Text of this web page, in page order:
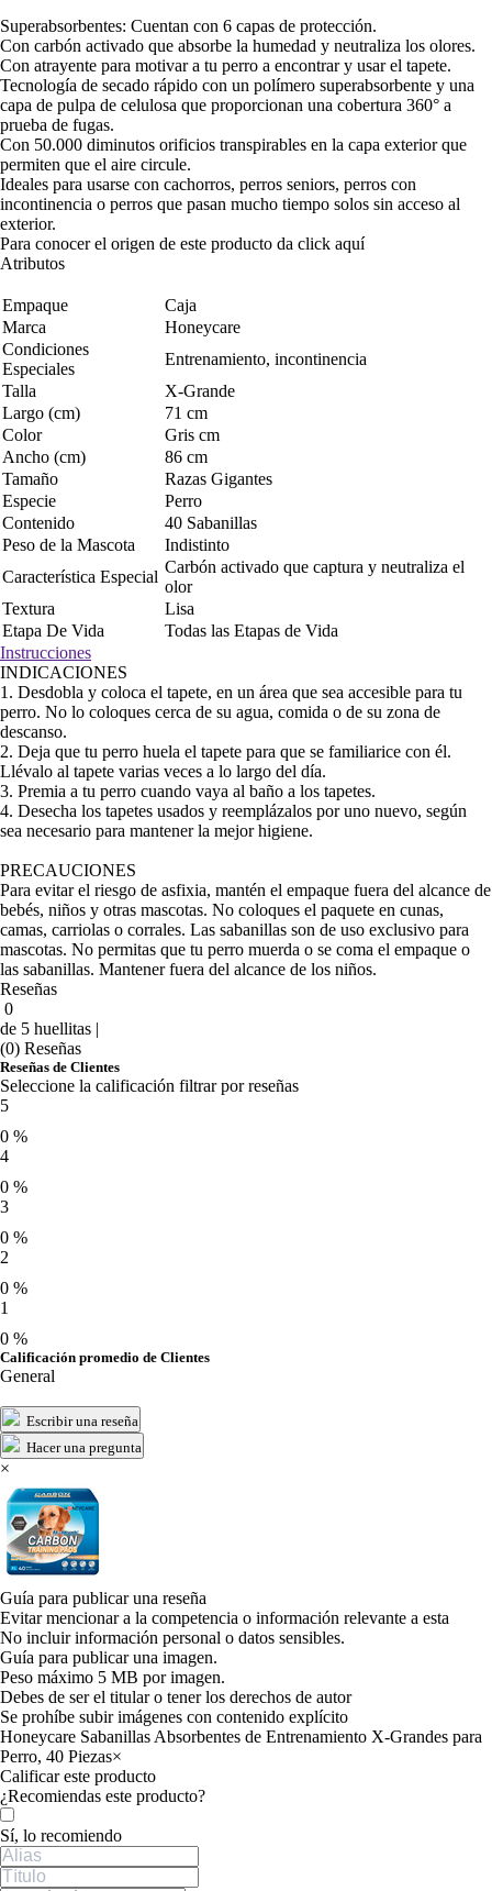
Superabsorbentes: Cuentan con 6 capas de protección.
Con carbón activado que absorbe la humedad y neutraliza los olores.
Con atrayente para motivar a tu perro a encontrar y usar el tapete.
Tecnología de secado rápido con un polímero superabsorbente y una
capa de pulpa de celulosa que proporcionan una cobertura 360° a
prueba de fugas.
Con 50.000 diminutos orificios transpirables en la capa exterior que
permiten que el aire circule.
Ideales para usarse con cachorros, perros seniors, perros con
incontinencia o perros que pasan mucho tiempo solos sin acceso al
exterior.
Para conocer el origen de este producto da click aquí
Atributos
Empaque
Caja
Marca
Honeycare
Condiciones
Especiales
Entrenamiento, incontinencia
Talla
X-Grande
Largo (cm)
71 cm
Color
Gris cm
Ancho (cm)
86 cm
Tamaño
Razas Gigantes
Especie
Perro
Contenido
40 Sabanillas
Peso de la Mascota
Indistinto
Característica Especial
Carbón activado que captura y neutraliza el
olor
Textura
Lisa
Etapa De Vida
Todas las Etapas de Vida
Instrucciones
INDICACIONES
1. Desdobla y coloca el tapete, en un área que sea accesible para tu
perro. No lo coloques cerca de su agua, comida o de su zona de
descanso.
2. Deja que tu perro huela el tapete para que se familiarice con él.
Llévalo al tapete varias veces a lo largo del día.
3. Premia a tu perro cuando vaya al baño a los tapetes.
4. Desecha los tapetes usados y reemplázalos por uno nuevo, según
sea necesario para mantener la mejor higiene.
PRECAUCIONES
Para evitar el riesgo de asfixia, mantén el empaque fuera del alcance de
bebés, niños y otras mascotas. No coloques el paquete en cunas,
camas, carriolas o corrales. Las sabanillas son de uso exclusivo para
mascotas. No permitas que tu perro muerda o se coma el empaque o
las sabanillas. Mantener fuera del alcance de los niños.
Reseñas
0
de 5 huellitas |
(0) Reseñas
Reseñas de Clientes
Seleccione la calificación filtrar por reseñas
5
0 %
4
0 %
3
0 %
2
0 %
1
0 %
Calificación promedio de Clientes
General
Escribir una reseña
Hacer una pregunta
×
Guía para publicar una reseña
Evitar mencionar a la competencia o información relevante a esta
No incluir información personal o datos sensibles.
Guía para publicar una imagen.
Peso máximo 5 MB por imagen.
Debes de ser el titular o tener los derechos de autor
Se prohíbe subir imágenes con contenido explícito
Honeycare Sabanillas Absorbentes de Entrenamiento X-Grandes para
Perro, 40 Piezas×
Calificar este producto
Tu valoración
¿Recomiendas este producto?
Sí, lo recomiendo